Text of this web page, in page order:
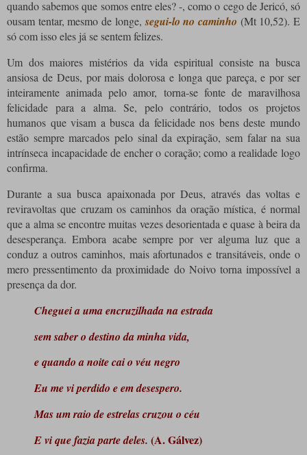
quando sabemos que somos entre eles? -, como o cego de Jericó, só
ousam tentar, mesmo de longe,segui-lo no caminho (Mt 10,52). E
só com isso eles já se sentem felizes.
Um dos maiores mistérios da vida espiritual consiste na busca
ansiosa de Deus, por mais dolorosa e longa que pareça, e por ser
inteiramente animada pelo amor, torna-se fonte de maravilhosa
felicidade para a alma. Se, pelo contrário, todos os projetos
humanos que visam a busca da felicidade nos bens deste mundo
estão sempre marcados pelo sinal da expiração, sem falar na sua
intrínseca incapacidade de encher o coração; como a realidade logo
confirma.
Durante a sua busca apaixonada por Deus, através das voltas e
reviravoltas que cruzam os caminhos da oração mística, é normal
que a alma se encontre muitas vezes desorientada e quase à beira da
desesperança. Embora acabe sempre por ver alguma luz que a
conduz a outros caminhos, mais afortunados e transitáveis, onde o
mero pressentimento da proximidade do Noivo torna impossível a
presença da dor.
Cheguei a uma encruzilhada na estrada
sem saber o destino da minha vida,
e quando a noite cai o véu negro
Eu me vi perdido e em desespero.
Mas um raio de estrelas cruzou o céu
E vi que fazia parte deles. (A. Gálvez)